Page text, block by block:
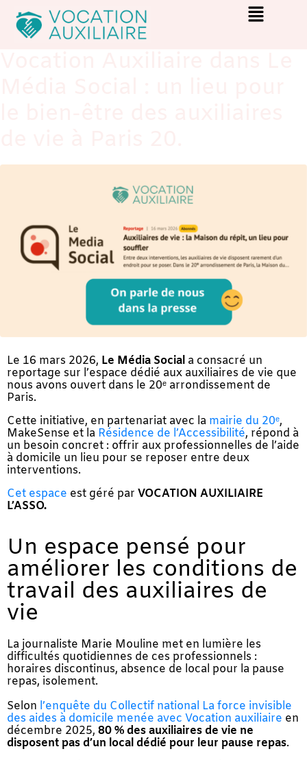
Le 16 mars 2026, Le Média Social a consacré un
reportage sur l’espace dédié aux auxiliaires de vie que
nous avons ouvert dans le 20ᵉ arrondissement de
Paris.
Cette initiative, en partenariat avec la mairie du 20ᵉ,
MakeSense et la Résidence de l’Accessibilité, répond à
un besoin concret : offrir aux professionnelles de l’aide
à domicile un lieu pour se reposer entre deux
interventions.
Cet espace est géré par VOCATION AUXILIAIRE
L’ASSO.
Un espace pensé pour
améliorer les conditions de
travail des auxiliaires de
vie
La journaliste Marie Mouline met en lumière les
difficultés quotidiennes de ces professionnels :
horaires discontinus, absence de local pour la pause
repas, isolement.
Selon l’enquête du Collectif national La force invisible
des aides à domicile menée avec Vocation auxiliaire en
décembre 2025, 80 % des auxiliaires de vie ne
disposent pas d’un local dédié pour leur pause repas.